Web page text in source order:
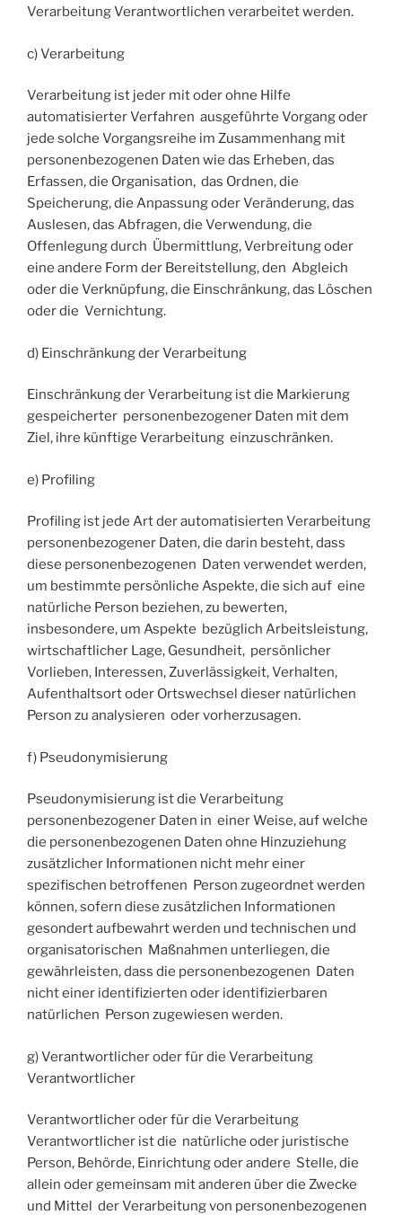
Verarbeitung Verantwortlichen verarbeitet werden.
c) Verarbeitung
Verarbeitung ist jeder mit oder ohne Hilfe
automatisierter Verfahren ausgeführte Vorgang oder
jede solche Vorgangsreihe im Zusammenhang mit
personenbezogenen Daten wie das Erheben, das
Erfassen, die Organisation, das Ordnen, die
Speicherung, die Anpassung oder Veränderung, das
Auslesen, das Abfragen, die Verwendung, die
Offenlegung durch Übermittlung, Verbreitung oder
eine andere Form der Bereitstellung, den Abgleich
oder die Verknüpfung, die Einschränkung, das Löschen
oder die Vernichtung.
d) Einschränkung der Verarbeitung
Einschränkung der Verarbeitung ist die Markierung
gespeicherter personenbezogener Daten mit dem
Ziel, ihre künftige Verarbeitung einzuschränken.
e) Profiling
Profiling ist jede Art der automatisierten Verarbeitung
personenbezogener Daten, die darin besteht, dass
diese personenbezogenen Daten verwendet werden,
um bestimmte persönliche Aspekte, die sich auf eine
natürliche Person beziehen, zu bewerten,
insbesondere, um Aspekte bezüglich Arbeitsleistung,
wirtschaftlicher Lage, Gesundheit, persönlicher
Vorlieben, Interessen, Zuverlässigkeit, Verhalten,
Aufenthaltsort oder Ortswechsel dieser natürlichen
Person zu analysieren oder vorherzusagen.
f) Pseudonymisierung
Pseudonymisierung ist die Verarbeitung
personenbezogener Daten in einer Weise, auf welche
die personenbezogenen Daten ohne Hinzuziehung
zusätzlicher Informationen nicht mehr einer
spezifischen betroffenen Person zugeordnet werden
können, sofern diese zusätzlichen Informationen
gesondert aufbewahrt werden und technischen und
organisatorischen Maßnahmen unterliegen, die
gewährleisten, dass die personenbezogenen Daten
nicht einer identifizierten oder identifizierbaren
natürlichen Person zugewiesen werden.
g) Verantwortlicher oder für die Verarbeitung
Verantwortlicher
Verantwortlicher oder für die Verarbeitung
Verantwortlicher ist die natürliche oder juristische
Person, Behörde, Einrichtung oder andere Stelle, die
allein oder gemeinsam mit anderen über die Zwecke
und Mittel der Verarbeitung von personenbezogenen